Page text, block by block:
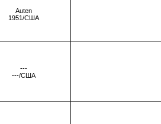
Auten
1951/США
---
---/США